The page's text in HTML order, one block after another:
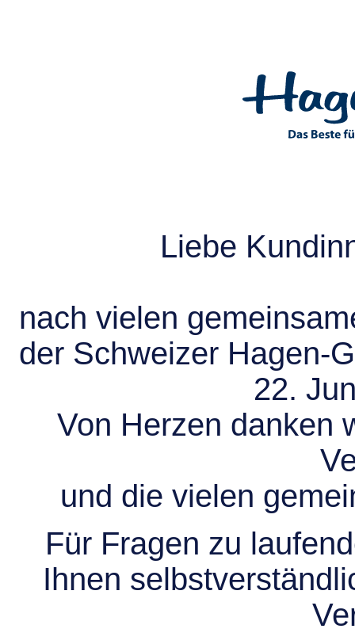
Liebe
nach vielen
der Schweizer Hagen-
22.
Von Herzen danken
und die vielen
Für Fragen zu
Ihnen